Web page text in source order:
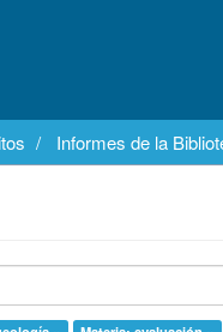
Informes de la